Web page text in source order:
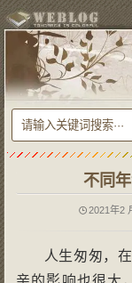
不同
2021年2
人生匆匆，